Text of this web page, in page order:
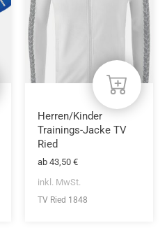
mehrere
Varianten
auf
Produktseite
gewählt
werden
Herren/Kinder
Trainings-Jacke TV
Ried
ab 43,50 €
inkl. MwSt.
TV Ried 1848